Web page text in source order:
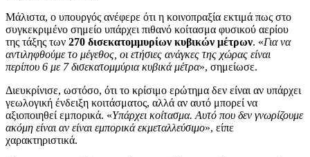
Μάλιστα, ο υπουργός ανέφερε ότι η κοινοπραξία εκτιμά πως στο
συγκεκριμένο σημείο υπάρχει πιθανό κοίτασμα φυσικού αερίου
της τάξης των 270 δισεκατομμυρίων κυβικών μέτρων. «Για να
αντιληφθούμε το μέγεθος, οι ετήσιες ανάγκες της χώρας είναι
περίπου 6 με 7 δισεκατομμύρια κυβικά μέτρα», σημείωσε.
Διευκρίνισε, ωστόσο, ότι το κρίσιμο ερώτημα δεν είναι αν υπάρχει
γεωλογική ένδειξη κοιτάσματος, αλλά αν αυτό μπορεί να
αξιοποιηθεί εμπορικά. «Υπάρχει κοίτασμα. Αυτό που δεν γνωρίζουμε
ακόμη είναι αν είναι εμπορικά εκμεταλλεύσιμο», είπε
χαρακτηριστικά.